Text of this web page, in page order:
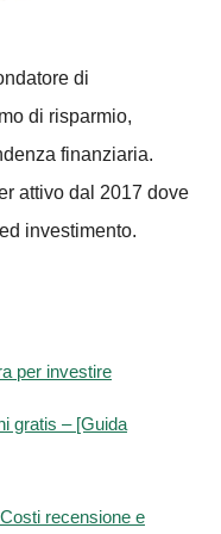
di
di risparmio,
finanziaria.
attivo dal 2017 dove
investimento.
per investire
gratis – [Guida
recensione e